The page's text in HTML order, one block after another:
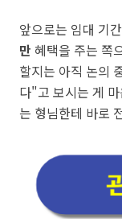
앞으로는 임대 기
만 혜택을 주는 쪽
할지는 아직 논의
다"고 보시는 게
는 형님한테 바로